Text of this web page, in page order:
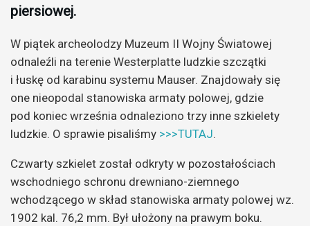
piersiowej.
W piątek archeolodzy Muzeum II Wojny Światowej
odnaleźli na terenie Westerplatte ludzkie szczątki
i łuskę od karabinu systemu Mauser. Znajdowały się
one nieopodal stanowiska armaty polowej, gdzie
pod koniec września odnaleziono trzy inne szkielety
ludzkie. O sprawie pisaliśmy >>>TUTAJ.
Czwarty szkielet został odkryty w pozostałościach
wschodniego schronu drewniano-ziemnego
wchodzącego w skład stanowiska armaty polowej wz.
1902 kal. 76,2 mm. Był ułożony na prawym boku.